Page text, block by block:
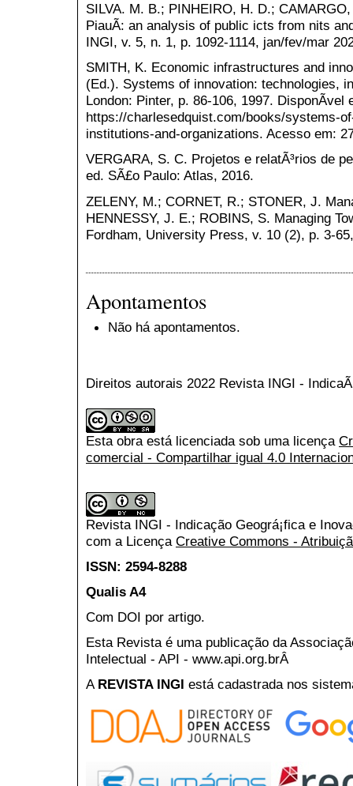
SILVA. M. B.; PINHEIRO, H. D.;
PiauÃ­: an analysis of public icts from nits
INGI, v. 5, n. 1, p. 1092-1114, jan/fev/mar
SMITH, K. Economic infrastructures and
(Ed.). Systems of innovation: technologies,
London: Pinter, p. 86-106, 1997. DisponÃ­vel
https://charlesedquist.com/books/systems-
institutions-and-organizations. Acesso em:
VERGARA, S. C. Projetos e relatÃ³rios de
ed. SÃ£o Paulo: Atlas, 2016.
ZELENY, M.; CORNET, R.; STONER, J.
HENNESSY, J. E.; ROBINS, S. Managing
Fordham, University Press, v. 10 (2), p. 3-
Apontamentos
Não há apontamentos.
Direitos autorais 2022 Revista INGI -
Esta obra está licenciada sob uma licença
comercial - Compartilhar igual 4.0
Revista INGI - Indicação Geográ¡fica e
com a Licença Creative Commons -
ISSN: 2594-8288
Qualis A4
Com DOI por artigo.
Esta Revista é uma publicação da
Intelectual - API - www.api.org.brÂ
A REVISTA INGI está cadastrada nos